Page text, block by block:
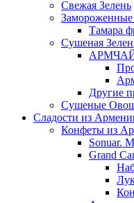
Свежая Зелень
Тамара
Сушеная
Другие
Сушеные
Сладости из
Конфеты из
Sonuar.
Grand